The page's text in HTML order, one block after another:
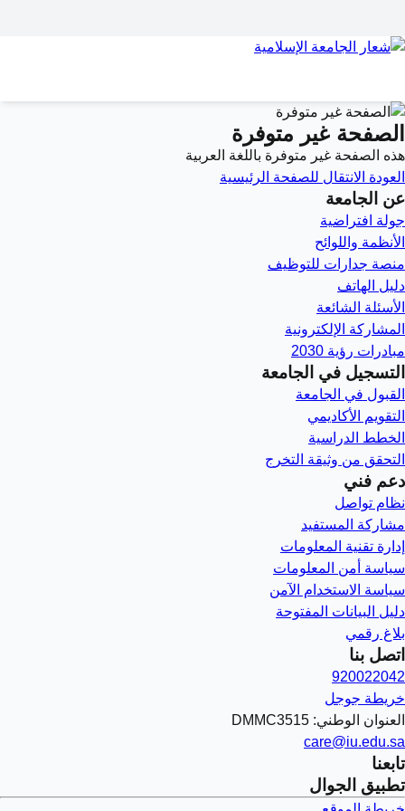
الصفحة غير متوفرة
هذه الصفحة غير متوفرة باللغة العربية
العودة الانتقال للصفحة الرئيسية
عن الجامعة
جولة افتراضية
الأنظمة واللوائح
منصة جدارات للتوظيف
دليل الهاتف
الأسئلة الشائعة
المشاركة الإلكترونية
مبادرات رؤية 2030
التسجيل في الجامعة
القبول في الجامعة
التقويم الأكاديمي
الخطط الدراسية
التحقق من وثيقة التخرج
دعم فني
نظام تواصل
مشاركة المستفيد
إدارة تقنية المعلومات
سياسة أمن المعلومات
سياسة الاستخدام الآمن
دليل البيانات المفتوحة
بلاغ رقمي
اتصل بنا
920022042
خريطة جوجل
العنوان الوطني: DMMC3515
care@iu.edu.sa
تابعنا
تطبيق الجوال